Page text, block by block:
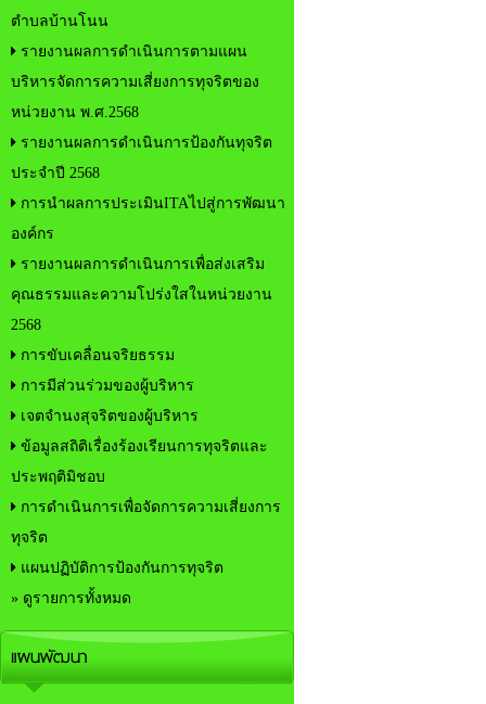
ตำบลบ้านโนน
รายงานผลการดำเนินการตามแผน
บริหารจัดการความเสี่ยงการทุจริตของ
หน่วยงาน พ.ศ.2568
รายงานผลการดำเนินการป้องกันทุจริต
ประจำปี 2568
การนำผลการประเมินITAไปสู่การพัฒนา
องค์กร
รายงานผลการดำเนินการเพื่อส่งเสริม
คุณธรรมและความโปร่งใสในหน่วยงาน
2568
การขับเคลื่อนจริยธรรม
การมีส่วนร่วมของผู้บริหาร
เจตจำนงสุจริตของผู้บริหาร
ข้อมูลสถิติเรื่องร้องเรียนการทุจริตและ
ประพฤติมิชอบ
การดำเนินการเพื่อจัดการความเสี่ยงการ
ทุจริต
แผนปฏิบัติการป้องกันการทุจริต
» ดูรายการทั้งหมด
แผนพัฒนา